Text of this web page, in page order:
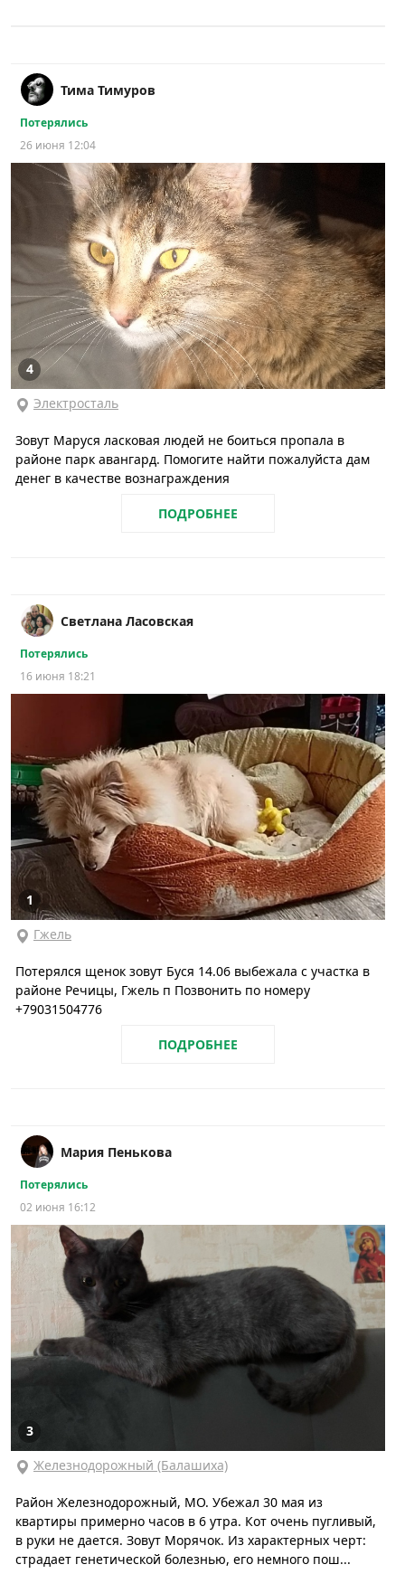
Тима Тимуров
Потерялись
26 июня 12:04
4
Электросталь
Зовут Маруся ласковая людей не боиться пропала в
районе парк авангард. Помогите найти пожалуйста дам
денег в качестве вознаграждения
ПОДРОБНЕЕ
Светлана Ласовская
Потерялись
16 июня 18:21
1
Гжель
Потерялся щенок зовут Буся 14.06 выбежала с участка в
районе Речицы, Гжель п Позвонить по номеру
+79031504776
ПОДРОБНЕЕ
Мария Пенькова
Потерялись
02 июня 16:12
3
Железнодорожный (Балашиха)
Район Железнодорожный, МО. Убежал 30 мая из
квартиры примерно часов в 6 утра. Кот очень пугливый,
в руки не дается. Зовут Морячок. Из характерных черт:
страдает генетической болезнью, его немного пош...